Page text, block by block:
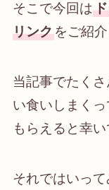
そこで今回は
リンクをご紹介
当記事でたく
い食いしまく
もらえると幸い
それではいっ